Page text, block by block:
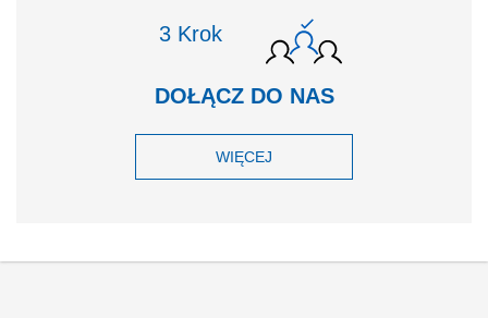
Krok
DOŁĄCZ DO NAS
WIĘCEJ